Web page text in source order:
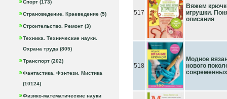
Спорт (173)
Страноведение. Краеведение (5)
Строительство. Ремонт (3)
Техника. Технические науки.
Охрана труда (805)
Транспорт (202)
Фантастика. Фэнтези. Мистика
(10124)
Физико-математические науки
517
Вяжем
игрушки.
описания
518
Модное
нового